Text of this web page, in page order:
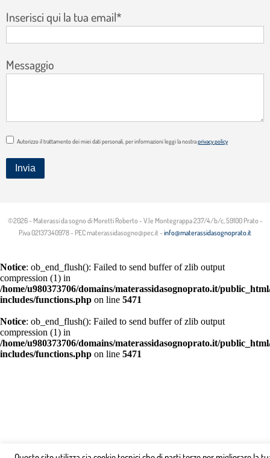
Inserisci qui la tua email*
Messaggio
Autorizzo il trattamento dei miei dati personali, per informazioni leggi la nostraprivacy policy
©2026 - Materassi da sogno di Moretti Roberto - V.le Montegrappa 237/4/b/c, 59100 Prato -
P.iva 02137340978 - PEC materassidasogno@pec.it - info@materassidasognoprato.it
Notice: ob_end_flush(): Failed to send buffer of zlib output
compression (1) in
/home/u980373706/domains/materassidasognoprato.it/
includes/functions.php on line 5471
Notice: ob_end_flush(): Failed to send buffer of zlib output
compression (1) in
/home/u980373706/domains/materassidasognoprato.it/
includes/functions.php on line 5471